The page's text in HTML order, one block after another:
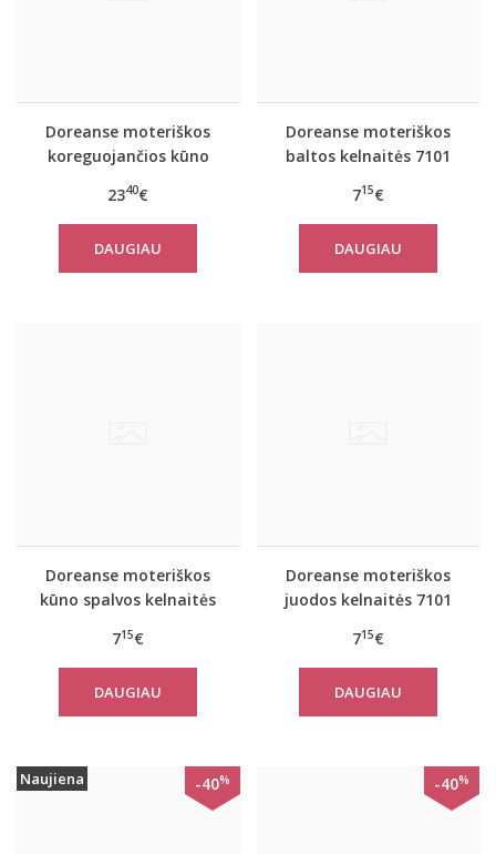
Doreanse moteriškos
koreguojančios kūno
2340€
DAUGIAU
Doreanse moteriškos
baltos kelnaitės 7101
715€
DAUGIAU
Doreanse moteriškos
kūno spalvos kelnaitės
715€
DAUGIAU
Doreanse moteriškos
juodos kelnaitės 7101
715€
DAUGIAU
Naujiena -40% -40%